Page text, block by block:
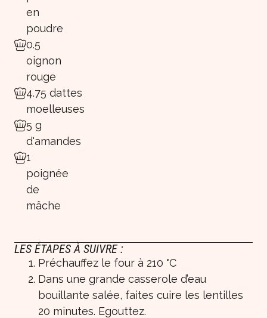
en
poudre
0.5
oignon
rouge
4.75 dattes
moelleuses
5 g
d'amandes
1
poignée
de
mâche
LES ÉTAPES À SUIVRE :
Préchauffez le four à 210 °C
Dans une grande casserole d’eau
bouillante salée, faites cuire les lentilles
20 minutes. Egouttez.